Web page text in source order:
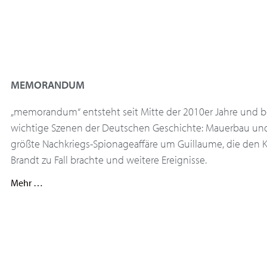
MEMORANDUM
„memorandum“ entsteht seit Mitte der 2010er Jahre und
wichtige Szenen der Deutschen Geschichte: Mauerbau
größte Nachkriegs-Spionageaffäre um Guillaume, die den
Brandt zu Fall brachte und weitere Ereignisse.
Mehr …